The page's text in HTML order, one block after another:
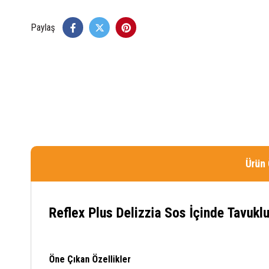
Paylaş
Reflex Plus Delizzia Sos İçinde
Öne Çıkan Özellikler